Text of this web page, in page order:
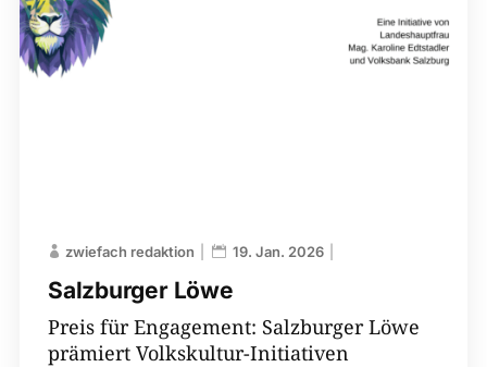
Salzburger Löwe
zwiefach redaktion 19. Jan. 2026
Preis für Engagement: Salzburger Löwe
prämiert Volkskultur-Initiativen